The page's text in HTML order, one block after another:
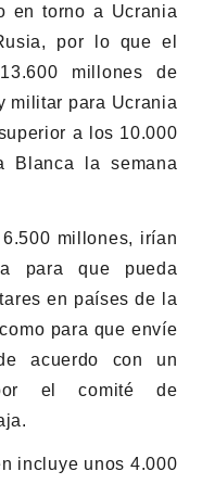
en torno a Ucrania
por lo que el
millones de
militar para Ucrania
a los 10.000
Blanca la semana
millones, irían
para que pueda
en países de la
para que envíe
acuerdo con un
el comité de
incluye unos 4.000